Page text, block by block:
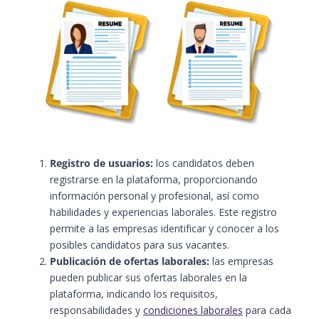
Registro de usuarios: los candidatos deben
registrarse en la plataforma, proporcionando
información personal y profesional, así como
habilidades y experiencias laborales. Este registro
permite a las empresas identificar y conocer a los
posibles candidatos para sus vacantes.
Publicación de ofertas laborales: las empresas
pueden publicar sus ofertas laborales en la
plataforma, indicando los requisitos,
responsabilidades y condiciones laborales para cada